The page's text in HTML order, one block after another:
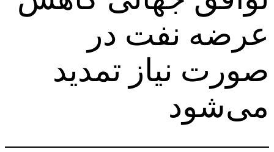
عرضه نفت در
صورت نیاز تمدید
می‌شود